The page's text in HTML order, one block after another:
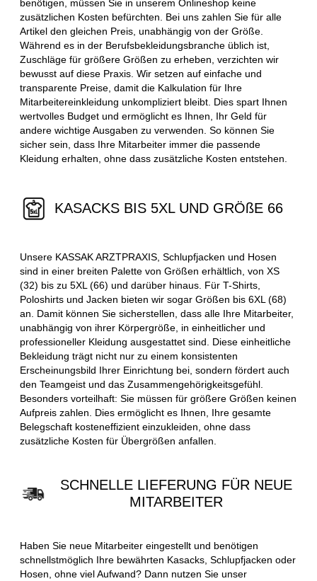
benötigen, müssen Sie in unserem Onlineshop keine
zusätzlichen Kosten befürchten. Bei uns zahlen Sie für alle
Artikel den gleichen Preis, unabhängig von der Größe.
Während es in der Berufsbekleidungsbranche üblich ist,
Zuschläge für größere Größen zu erheben, verzichten wir
bewusst auf diese Praxis. Wir setzen auf einfache und
transparente Preise, damit die Kalkulation für Ihre
Mitarbeitereinkleidung unkompliziert bleibt. Dies spart Ihnen
wertvolles Budget und ermöglicht es Ihnen, Ihr Geld für
andere wichtige Ausgaben zu verwenden. So können Sie
sicher sein, dass Ihre Mitarbeiter immer die passende
Kleidung erhalten, ohne dass zusätzliche Kosten entstehen.
KASACKS BIS 5XL UND GRÖßE 66
Unsere KASSAK ARZTPRAXIS, Schlupfjacken und Hosen
sind in einer breiten Palette von Größen erhältlich, von XS
(32) bis zu 5XL (66) und darüber hinaus. Für T-Shirts,
Poloshirts und Jacken bieten wir sogar Größen bis 6XL (68)
an. Damit können Sie sicherstellen, dass alle Ihre Mitarbeiter,
unabhängig von ihrer Körpergröße, in einheitlicher und
professioneller Kleidung ausgestattet sind. Diese einheitliche
Bekleidung trägt nicht nur zu einem konsistenten
Erscheinungsbild Ihrer Einrichtung bei, sondern fördert auch
den Teamgeist und das Zusammengehörigkeitsgefühl.
Besonders vorteilhaft: Sie müssen für größere Größen keinen
Aufpreis zahlen. Dies ermöglicht es Ihnen, Ihre gesamte
Belegschaft kosteneffizient einzukleiden, ohne dass
zusätzliche Kosten für Übergrößen anfallen.
SCHNELLE LIEFERUNG FÜR NEUE
MITARBEITER
Haben Sie neue Mitarbeiter eingestellt und benötigen
schnellstmöglich Ihre bewährten Kasacks, Schlupfjacken oder
Hosen, ohne viel Aufwand? Dann nutzen Sie unser